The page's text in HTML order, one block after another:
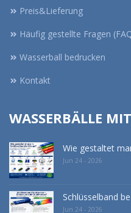
Preis&Lieferung
Häufig gestellte Fragen
Wasserball bedrucken
Kontakt
WASSERBÄLLE
Wie gestaltet
Jun 24 - 2026
Schlüsselband
Jun 24 - 2026